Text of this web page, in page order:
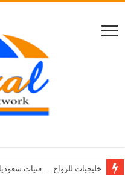
خليجيات للزواج … فتيات